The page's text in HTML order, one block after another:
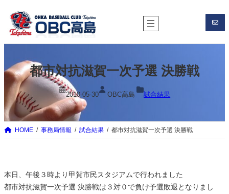
を
ス
ッ
都市対抗滋賀一次予選 決勝戦
2010-05-30 OBC高島 試合結果
HOME 事務局情報 試合結果 都市対抗滋賀一次予選 決勝戦
本日、午後３時より甲賀市民スタジアムで行われました
都市対抗滋賀一次予選 決勝戦は３対０で負け予選敗退となりまし